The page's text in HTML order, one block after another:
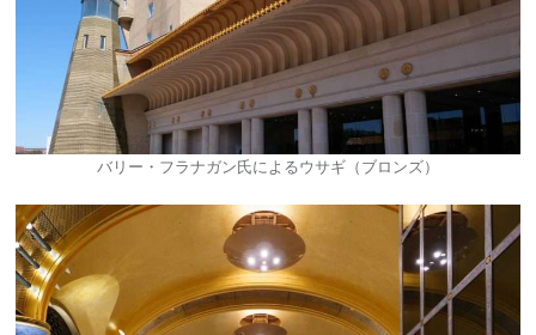
バリー・フラナガン氏によるウサギ（ブロンズ）